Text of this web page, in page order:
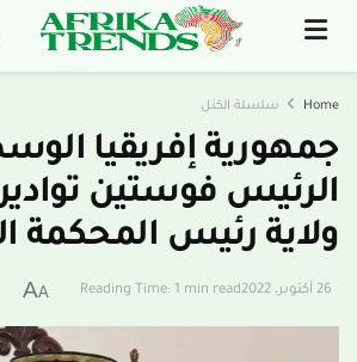
Home سلسلة الكتل
جمهورية إفريقيا
الرئيس فوستين
ولاية رئيس المحكمة
26 أكتوبر، 2022 Reading Time: 1 min read
A
A